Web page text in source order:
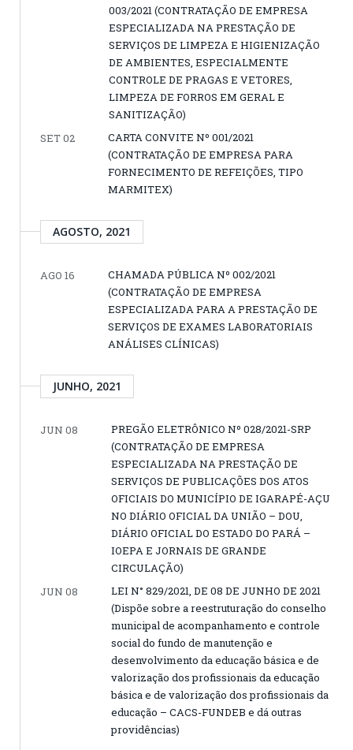
003/2021 (CONTRATAÇÃO DE EMPRESA
ESPECIALIZADA NA PRESTAÇÃO DE
SERVIÇOS DE LIMPEZA E HIGIENIZAÇÃO
DE AMBIENTES, ESPECIALMENTE
CONTROLE DE PRAGAS E VETORES,
LIMPEZA DE FORROS EM GERAL E
SANITIZAÇÃO)
SET 02
CARTA CONVITE Nº 001/2021
(CONTRATAÇÃO DE EMPRESA PARA
FORNECIMENTO DE REFEIÇÕES, TIPO
MARMITEX)
AGOSTO, 2021
AGO 16
CHAMADA PÚBLICA Nº 002/2021
(CONTRATAÇÃO DE EMPRESA
ESPECIALIZADA PARA A PRESTAÇÃO DE
SERVIÇOS DE EXAMES LABORATORIAIS
ANÁLISES CLÍNICAS)
JUNHO, 2021
JUN 08
PREGÃO ELETRÔNICO Nº 028/2021-SRP
(CONTRATAÇÃO DE EMPRESA
ESPECIALIZADA NA PRESTAÇÃO DE
SERVIÇOS DE PUBLICAÇÕES DOS ATOS
OFICIAIS DO MUNICÍPIO DE IGARAPÉ-AÇU
NO DIÁRIO OFICIAL DA UNIÃO – DOU,
DIÁRIO OFICIAL DO ESTADO DO PARÁ –
IOEPA E JORNAIS DE GRANDE
CIRCULAÇÃO)
JUN 08
LEI N° 829/2021, DE 08 DE JUNHO DE 2021
(Dispõe sobre a reestruturação do conselho
municipal de acompanhamento e controle
social do fundo de manutenção e
desenvolvimento da educação básica e de
valorização dos profissionais da educação
básica e de valorização dos profissionais da
educação – CACS-FUNDEB e dá outras
providências)